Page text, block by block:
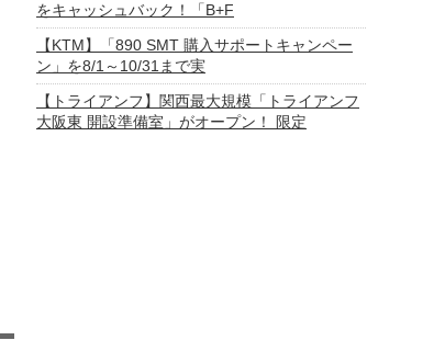
をキャッシュバック！「B+F
【KTM】「890 SMT 購入サポートキャンペー
ン」を8/1～10/31まで実
【トライアンフ】関西最大規模「トライアンフ
大阪東 開設準備室」がオープン！ 限定